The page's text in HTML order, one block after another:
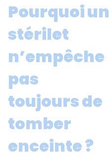
Pourquoi un
stérilet
n’empêche
pas
toujours de
tomber
enceinte ?